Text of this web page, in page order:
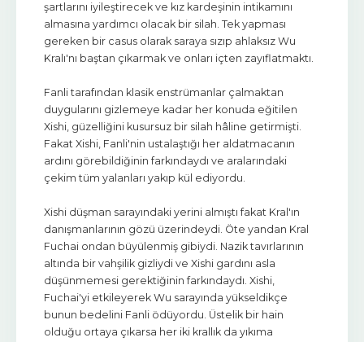
şartlarını iyileştirecek ve kız kardeşinin intikamını
almasına yardımcı olacak bir silah. Tek yapması
gereken bir casus olarak saraya sızıp ahlaksız Wu
Kralı'nı baştan çıkarmak ve onları içten zayıflatmaktı.
Fanli tarafından klasik enstrümanlar çalmaktan
duygularını gizlemeye kadar her konuda eğitilen
Xishi, güzelliğini kusursuz bir silah hâline getirmişti.
Fakat Xishi, Fanli'nin ustalaştığı her aldatmacanın
ardını görebildiğinin farkındaydı ve aralarındaki
çekim tüm yalanları yakıp kül ediyordu.
Xishi düşman sarayındaki yerini almıştı fakat Kral'ın
danışmanlarının gözü üzerindeydi. Öte yandan Kral
Fuchai ondan büyülenmiş gibiydi. Nazik tavırlarının
altında bir vahşilik gizliydi ve Xishi gardını asla
düşünmemesi gerektiğinin farkındaydı. Xishi,
Fuchai'yi etkileyerek Wu sarayında yükseldikçe
bunun bedelini Fanli ödüyordu. Üstelik bir hain
olduğu ortaya çıkarsa her iki krallık da yıkıma